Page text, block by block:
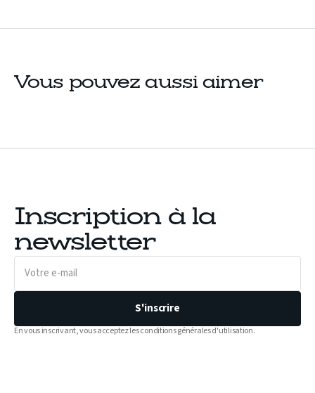
Vous pouvez aussi aimer
Inscription à la
newsletter
Votre
mail
S'inscrire
En vous inscrivant, vous acceptez les conditions générales d'utilisation.